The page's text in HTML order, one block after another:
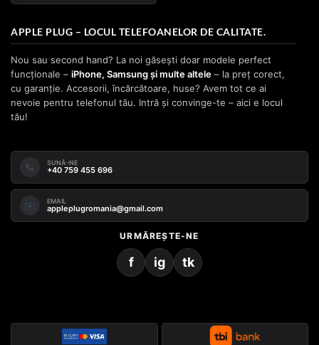
APPLE PLUG – LOCUL TELEFOANELOR DE CALITATE.
Nou sau second hand? La noi găsești doar modele perfect
funcționale – iPhone, Samsung și multe altele – la preț corect,
cu garanție. Accesorii, încărcătoare, huse? Avem tot ce ai
nevoie pentru telefonul tău. Intră și convinge-te – aici e locul
tău!
📞 SUNĂ-NE
+40 759 455 696
✉️ EMAIL
appleplugromania@gmail.com
URMĂREȘTE-NE
f ig tk